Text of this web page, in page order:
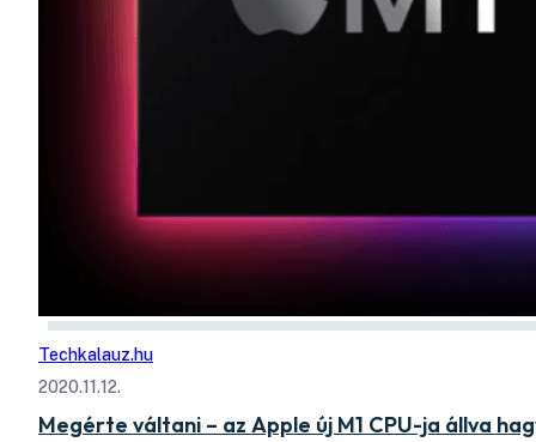
Techkalauz.hu
2020.11.12.
Megérte váltani – az Apple új M1 CPU-ja állva